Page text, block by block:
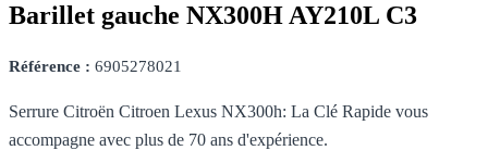
Barillet gauche NX300H AY210L C3
Référence : 6905278021
Serrure Citroën Citroen Lexus NX300h: La Clé Rapide vous
accompagne avec plus de 70 ans d'expérience.